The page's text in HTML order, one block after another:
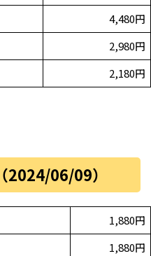
4,480円
2,980円
2,180円
2024/06/09）
1,880円
1,880円